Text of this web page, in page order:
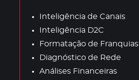
Inteligência de Canais
Inteligência D2C
Formatação de Franquias
Diagnóstico de Rede
Análises Financeiras